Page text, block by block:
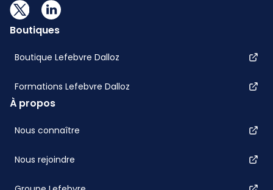
Boutiques
Boutique Lefebvre Dalloz
Formations Lefebvre Dalloz
À propos
Nous connaître
Nous rejoindre